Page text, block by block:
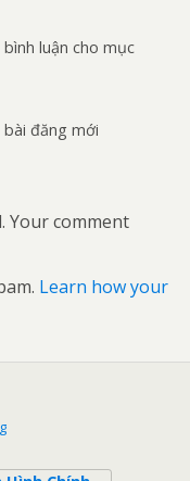
luận cho mục
đăng mới
Your comment
Learn how your